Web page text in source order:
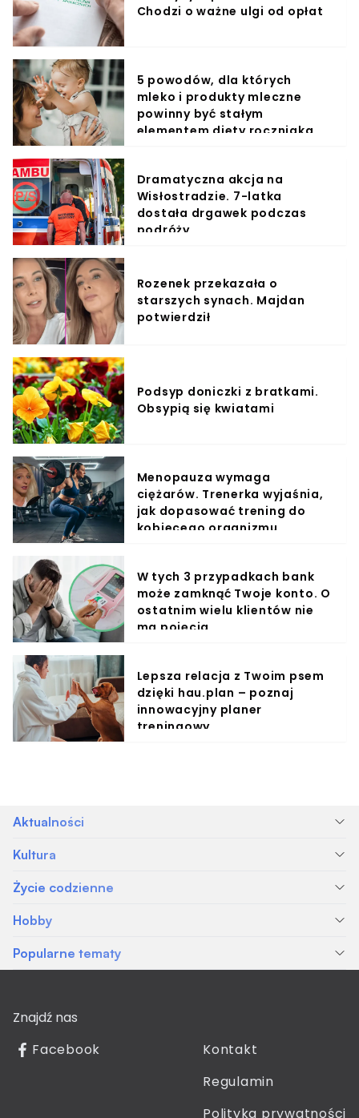
Chodzi o ważne ulgi od opłat
5 powodów, dla których
mleko i produkty mleczne
powinny być stałym
elementem diety roczniaka
Dramatyczna akcja na
Wisłostradzie. 7-latka
dostała drgawek podczas
podróży
Rozenek przekazała o
starszych synach. Majdan
potwierdził
Podsyp doniczki z bratkami.
Obsypią się kwiatami
Menopauza wymaga
ciężarów. Trenerka wyjaśnia,
jak dopasować trening do
kobiecego organizmu
W tych 3 przypadkach bank
może zamknąć Twoje konto. O
ostatnim wielu klientów nie
ma pojęcia
Lepsza relacja z Twoim psem
dzięki hau.plan – poznaj
innowacyjny planer
treningowy
Aktualności
Kultura
Życie codzienne
Hobby
Popularne tematy
Znajdź nas
Facebook
Kontakt
Regulamin
Polityka prywatności